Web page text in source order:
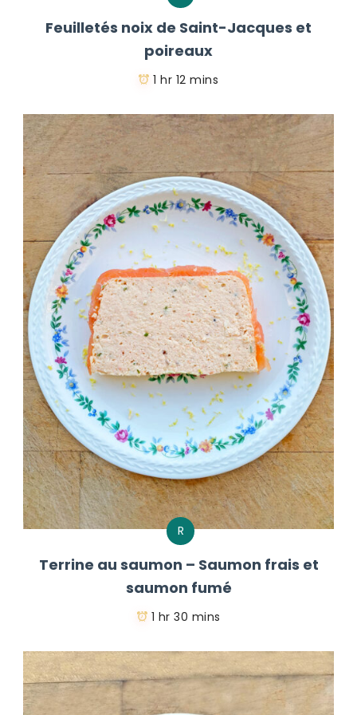
Feuilletés noix de Saint-Jacques et
poireaux
1 hr 12 mins
R
Terrine au saumon – Saumon frais et
saumon fumé
1 hr 30 mins